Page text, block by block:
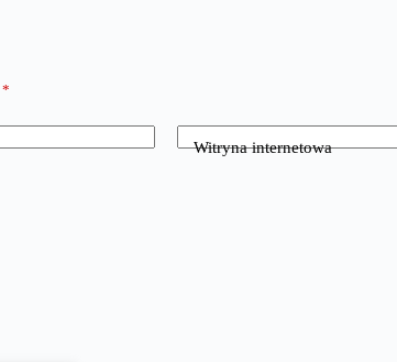
*
Witryna internetowa